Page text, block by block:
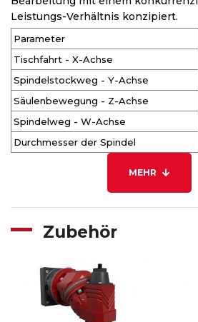
Leistungs-Verhältnis konzipiert.
Parameter
Tischfahrt - X-Achse
Spindelstockweg - Y-Achse
Säulenbewegung - Z-Achse
Spindelweg - W-Achse
Durchmesser der Spindel
MEHR
Zubehör